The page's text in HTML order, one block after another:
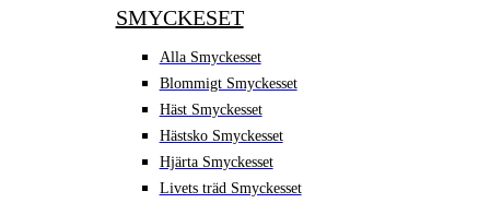
SMYCKESET
Alla Smyckesset
Blommigt Smyckesset
Häst Smyckesset
Hästsko Smyckesset
Hjärta Smyckesset
Livets träd Smyckesset